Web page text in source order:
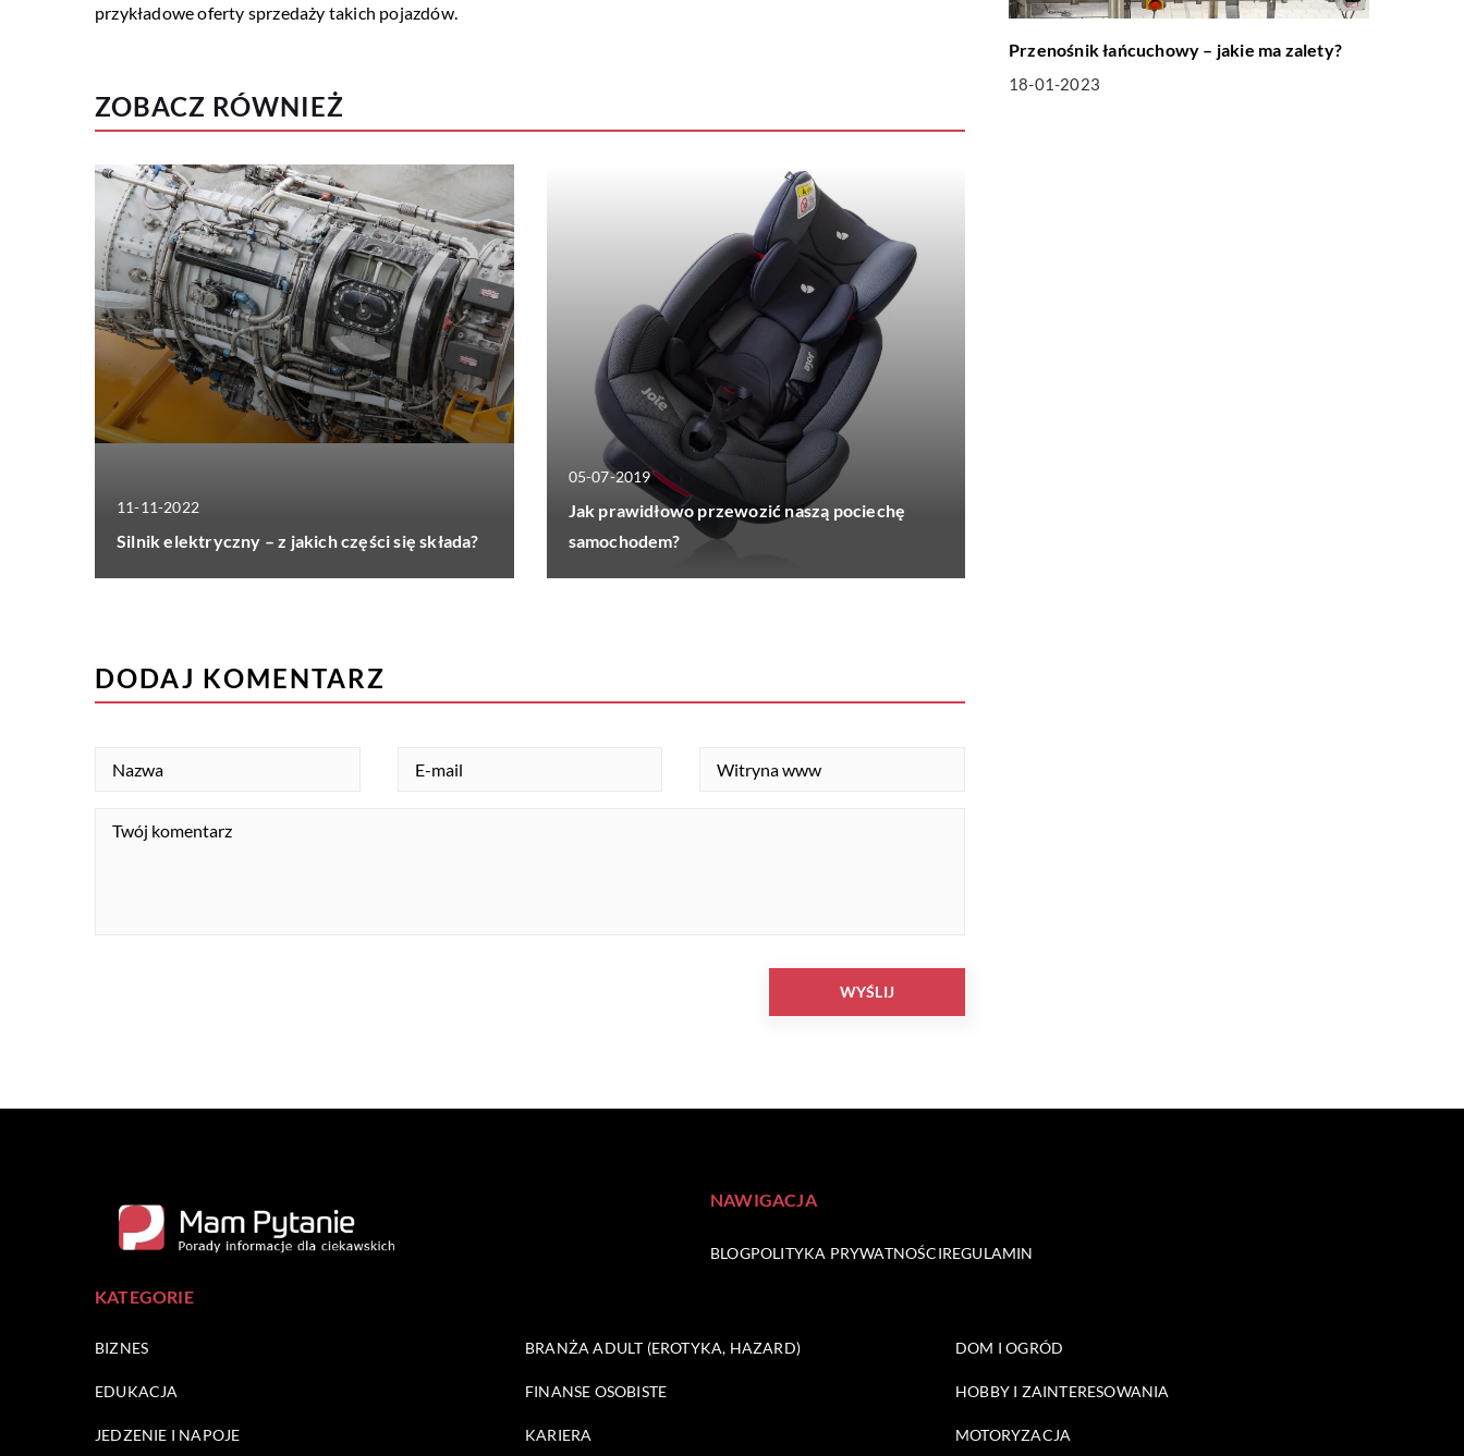
przykładowe oferty sprzedaży takich pojazdów.
ZOBACZ RÓWNIEŻ
11-11-2022
Silnik elektryczny – z jakich części się składa?
05-07-2019
Jak prawidłowo przewozić naszą pociechę
samochodem?
Przenośnik łańcuchowy – jakie ma zalety?
18-01-2023
DODAJ KOMENTARZ
NAWIGACJA
BLOGPOLITYKA PRYWATNOŚCIREGULAMIN
KATEGORIE
BIZNES BRANŻA ADULT (EROTYKA, HAZARD) DOM I OGRÓD
EDUKACJA FINANSE OSOBISTE HOBBY I ZAINTERESOWANIA
JEDZENIE I NAPOJE KARIERA MOTORYZACJA